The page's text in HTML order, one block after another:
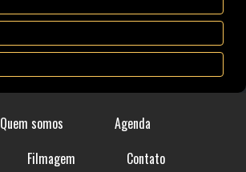
Quem somos
Agenda
Filmagem Contato